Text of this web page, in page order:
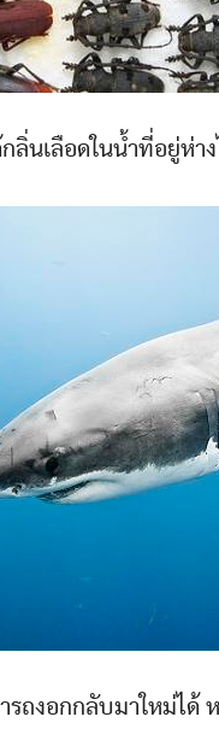
ลิ่นเลือดในน้ำที่อยู่ห่า
ถงอกกลับมาใหม่ได้